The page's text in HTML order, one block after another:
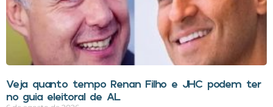
Veja quanto tempo Renan Filho e JHC podem ter
no guia eleitoral de AL